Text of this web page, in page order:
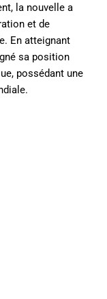
la nouvelle a
et de
En atteignant
sa position
possédant une